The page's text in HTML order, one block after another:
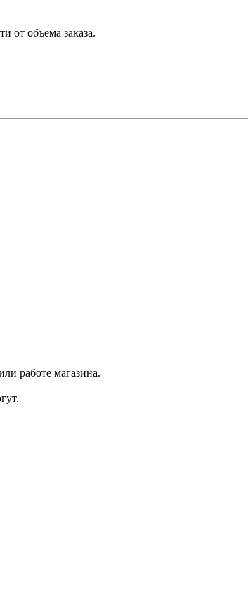
от объема заказа.
работе магазина.